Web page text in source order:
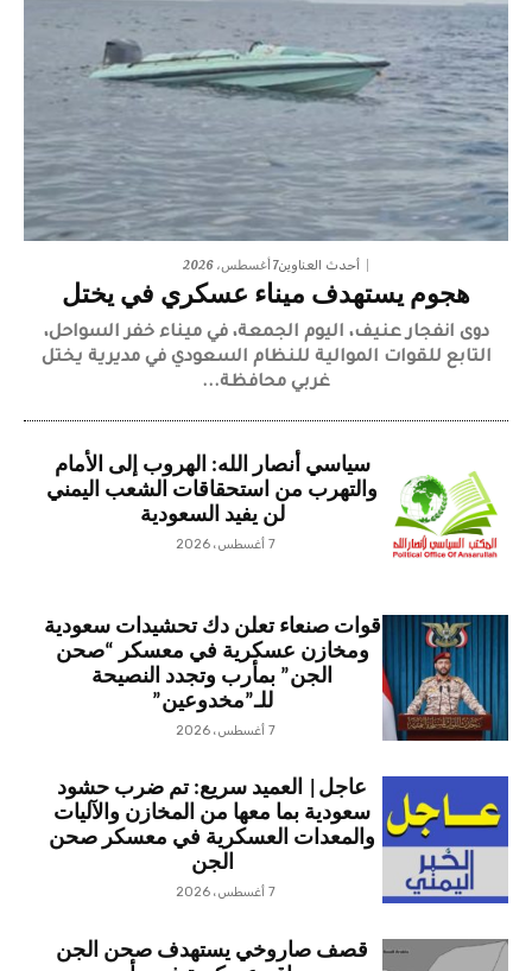
أحدث العناوين7 أغسطس، 2026
هجوم يستهدف ميناء عسكري في يختل
دوى انفجار عنيف، اليوم الجمعة، في ميناء خفر السواحل،
التابع للقوات الموالية للنظام السعودي في مديرية يختل
غربي محافظة...
سياسي أنصار الله: الهروب إلى الأمام
والتهرب من استحقاقات الشعب اليمني
لن يفيد السعودية
7 أغسطس، 2026
قوات صنعاء تعلن دك تحشيدات سعودية
ومخازن عسكرية في معسكر “صحن
الجن” بمأرب وتجدد النصيحة
للـ”مخدوعين”
7 أغسطس، 2026
عاجل| العميد سريع: تم ضرب حشود
سعودية بما معها من المخازن والآليات
والمعدات العسكرية في معسكر صحن
الجن
7 أغسطس، 2026
قصف صاروخي يستهدف صحن الجن